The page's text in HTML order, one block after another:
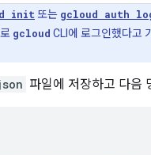
init 또는 gcloud auth
gcloud CLI에 로그인했다고
파일에 저장하고 다음